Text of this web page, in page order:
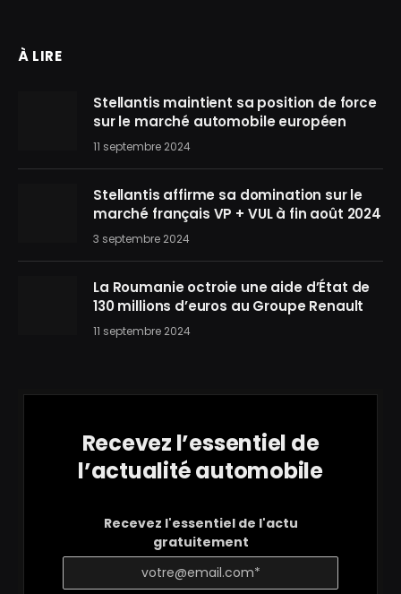
À LIRE
Stellantis maintient sa position de force
sur le marché automobile européen
11 septembre 2024
Stellantis affirme sa domination sur le
marché français VP + VUL à fin août 2024
3 septembre 2024
La Roumanie octroie une aide d’État de
130 millions d’euros au Groupe Renault
11 septembre 2024
Recevez l’essentiel de
l’actualité automobile
Recevez l'essentiel de l'actu
gratuitement